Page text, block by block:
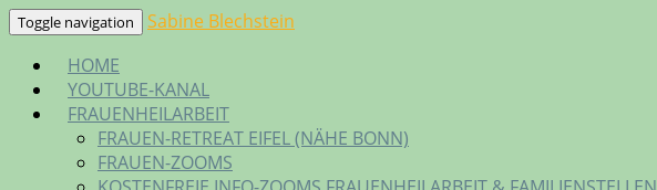
Skip
content
Toggle navigation
Sabine Blechstein
HOME
YOUTUBE-KANAL
FRAUENHEILARBEIT
FRAUEN-RETREAT EIFEL (NÄHE BONN)
FRAUEN-ZOOMS